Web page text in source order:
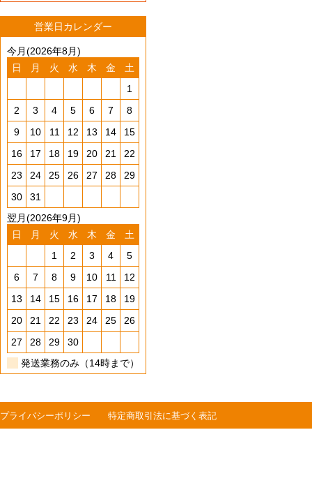
営業日カレンダー
今月(2026年8月)
日
月 火 水 木 金
土
1
2
3 4 5 6 7
8
9
10 11 12 13 14
15
16
17 18 19 20 21
22
23
24 25 26 27 28
29
30
31
翌月(2026年9月)
日
月 火 水 木 金
土
1
2 3 4
5
6
7 8 9 10 11
12
13
14 15 16 17 18
19
20
21 22 23 24 25
26
27
28 29
30
発送業務のみ（14時まで）
プライバシーポリシー 特定商取引法に基づく表記